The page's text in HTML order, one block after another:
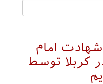
امام
کربلا توسط